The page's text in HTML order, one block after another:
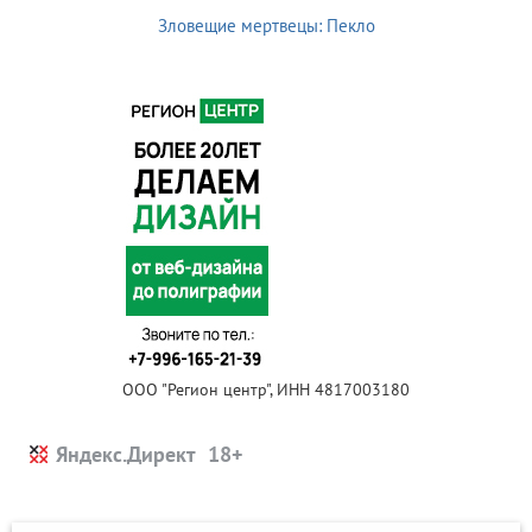
Зловещие мертвецы: Пекло
ООО "Регион центр", ИНН 4817003180
Яндекс.Директ